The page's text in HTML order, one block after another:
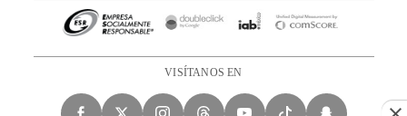
VISÍTANOS EN